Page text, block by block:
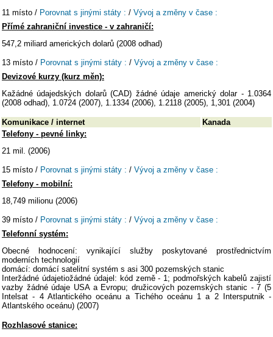
11 místo / Porovnat s jinými státy : / Vývoj a změny v čase :
Přímé zahraniční investice - v zahraničí:
547,2 miliard amerických dolarů (2008 odhad)
13 místo / Porovnat s jinými státy : / Vývoj a změny v čase :
Devizové kurzy (kurz měn):
Kažádné údajedských dolarů (CAD) žádné údaje americký dolar - 1.0364
(2008 odhad), 1.0724 (2007), 1.1334 (2006), 1.2118 (2005), 1,301 (2004)
Komunikace / internet
Kanada
Telefony - pevné linky:
21 mil. (2006)
15 místo / Porovnat s jinými státy : / Vývoj a změny v čase :
Telefony - mobilní:
18,749 milionu (2006)
39 místo / Porovnat s jinými státy : / Vývoj a změny v čase :
Telefonní systém:
Obecné hodnocení: vynikající služby poskytované prostřednictvím
moderních technologií
domácí: domácí satelitní systém s asi 300 pozemských stanic
Interžádné údajetiožádné údajel: kód země - 1; podmořských kabelů zajistí
vazby žádné údaje USA a Evropu; družicových pozemských stanic - 7 (5
Intelsat - 4 Atlantického oceánu a Tichého oceánu 1 a 2 Intersputnik -
Atlantského oceánu) (2007)
Rozhlasové stanice: